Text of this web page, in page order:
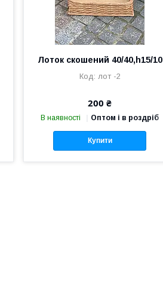
Лоток скошений 40/40,h15/10
лот -2
200 ₴
В наявності Оптом і в роздріб
Купити